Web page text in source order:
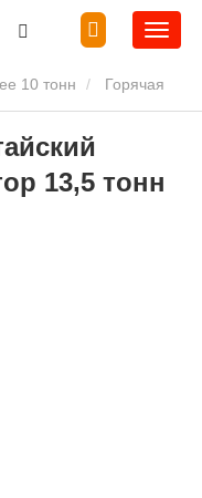
10 тонн
13,5 тонн
13,5 тонн